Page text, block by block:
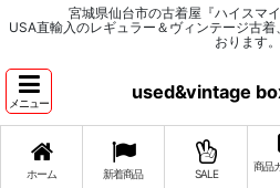
宮城県仙台市の古着屋『ハイスマ
USA直輸入のレギュラー＆ヴィンテージ古
おります。
メニュー
used&vintage
ホーム 新着商品 SALE
商品